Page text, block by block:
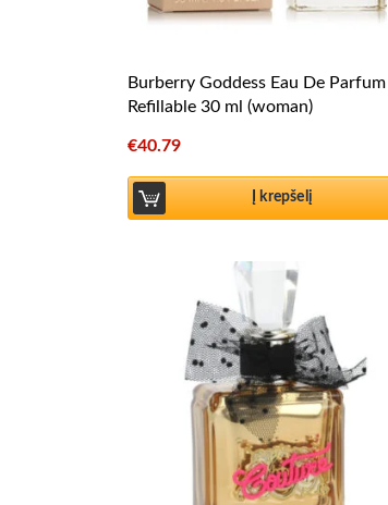
Burberry Goddess Eau De Parfum
Refillable 30 ml (woman)
€40.79
Į krepšelį